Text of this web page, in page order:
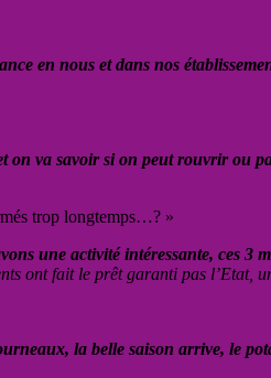
en nous et dans nos
on va savoir si on peut rouvrir ou
trop longtemps…? »
une activité intéressante, ces 3
ont fait le prêt garanti pas
la belle saison arrive, le